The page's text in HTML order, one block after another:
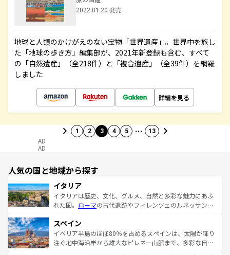
2022.01.20 発売
地球と人類のかけがえのない宝物「世界遺産」。世界中を旅し
た「地球の歩き方」編集部が、2021年新登録も含む、すべて
の「自然遺産」（全218件）と「複合遺産」（全39件）を網羅
しました
詳細を見る
1 2 3 4 5 … 13
AD
AD
人気の国と地域から探す
イタリア
イタリアは歴史、文化、グルメ、自然と多彩な魅力にあふ
れた国。 ローマの古代遺跡やフィレンツェのルネッサンス
ろん、トスカーナの美しい田園風景やアマルフィ海岸の絶
景など、自然景観も見逃せない。観光の合間には、本場の
ピザやパスタなど、絶品のイタリア料理を堪能することも
スペイン
イベリア半島のほぼ80％を占めるスペインは、太陽が降り
注ぐ地中海沿岸から雄大なピレネー山脈まで、多彩な自然